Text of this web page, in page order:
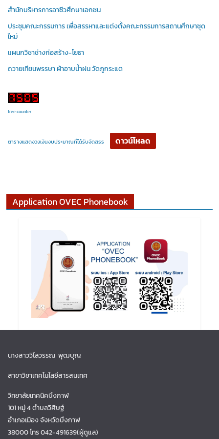
สำนักบริหารการอาชีวศึกษาเอกชน
ประชุมคณะกรรมการ เพื่อสรรหาและแต่งตั้งคณะกรรมการสถานศึกษาชุด
ใหม่
แผนกวิชาช่างก่อสร้าง-โยธา
ถวายเทียนพรรษา ผ้าอาบน้ำฝน วัดภูกระแต
free counter
ตารางแสดงวงเงินงบประมาณที่ได้รับจัดสรร ดาวน์โหลด
Application OVEC Phonebook
นางสาววิไลวรรณ พุฒบุญ
สาขาวิชาเทคโนโลยีสารสนเทศ
วิทยาลัยเทคนิคบึงกาฬ
101 หมู่ 4 ตำบลวิศิษฐ์
อำเภอเมือง จังหวัดบึงกาฬ
38000 โทร 042-491639(ผู้ดูแล)